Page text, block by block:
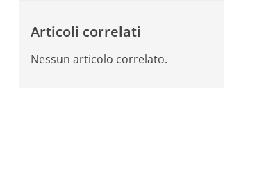
Articoli correlati
Nessun articolo correlato.